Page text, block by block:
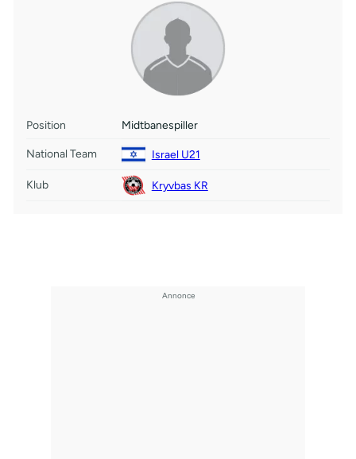
Position Midtbanespiller
National Team Israel U21
Klub Kryvbas KR